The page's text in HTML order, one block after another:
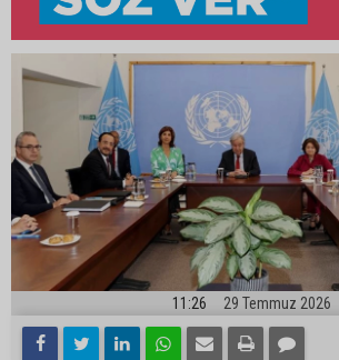
11:26 29 Temmuz 2026